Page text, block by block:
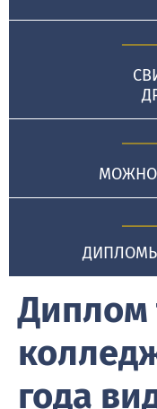
МОЖНО
Диплом
года